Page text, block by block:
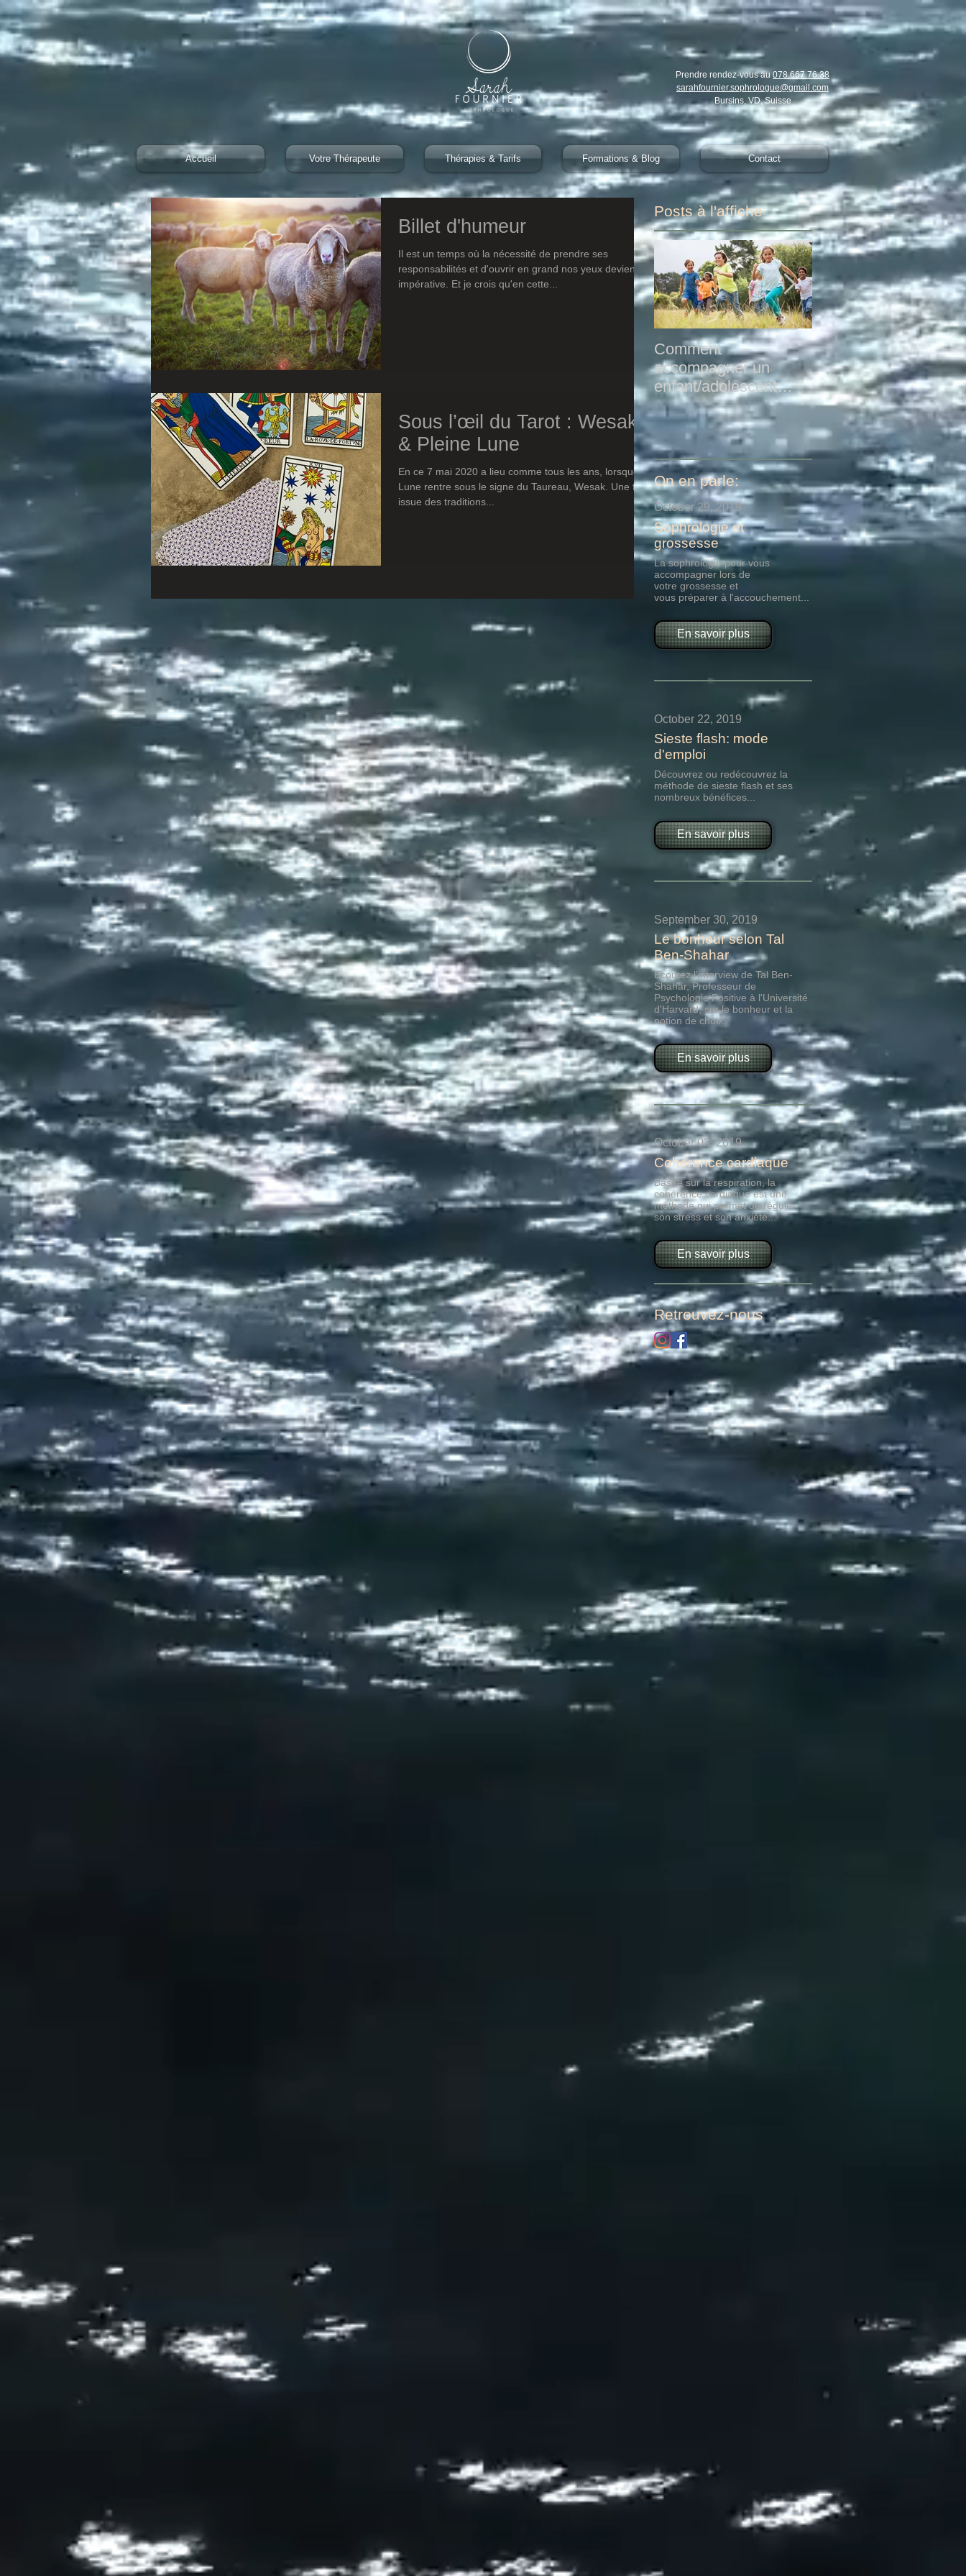
Prendre rendez-vous au078.667.76.38
sarahfournier.sophrologue@gmail.com
Bursins, VD, Suisse​
Accueil Votre Thérapeute Thérapies & Tarifs Formations & Blog Contact
Billet d'humeur
Il est un temps où la nécessité de prendre ses
responsabilités et d'ouvrir en grand nos yeux devient
impérative. Et je crois qu'en cette...
Sous l’œil du Tarot : Wesak
& Pleine Lune
En ce 7 mai 2020 a lieu comme tous les ans, lorsque la
Lune rentre sous le signe du Taureau, Wesak. Une fête
issue des traditions...
Posts à l'affiche
Comment
accompagner un
enfant/adolescent
hypersensible ?
Sous l’œil du Tarot :
Wesak & Pleine Lune
On en parle:
October 29, 2019
Sophrologie et
grossesse
La sophrologie pour vous
accompagner lors de
votre grossesse et
vous préparer à l'accouchement...
En savoir plus
October 22, 2019
Sieste flash: mode
d'emploi
Découvrez ou redécouvrez la
méthode de sieste flash et ses
nombreux bénéfices...
En savoir plus
September 30, 2019
Le bonheur selon Tal
Ben-Shahar
Ecoutez l'interview de Tal Ben-
Shahar, Professeur de
Psychologie Positive à l'Université
d'Harvard, sur le bonheur et la
notion de choix.
En savoir plus
October 03, 2019
Cohérence cardiaque
Basée sur la respiration, la
cohérence cardiaque est une
méthode qui permet de réguler
son stress et son anxiété...
En savoir plus
Retrouvez-nous